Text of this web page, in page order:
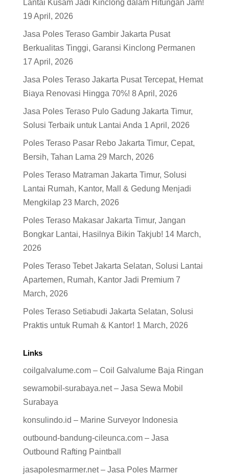
Lantai Kusam Jadi Kinclong dalam Hitungan Jam!
19 April, 2026
Jasa Poles Teraso Gambir Jakarta Pusat
Berkualitas Tinggi, Garansi Kinclong Permanen
17 April, 2026
Jasa Poles Teraso Jakarta Pusat Tercepat, Hemat
Biaya Renovasi Hingga 70%! 8 April, 2026
Jasa Poles Teraso Pulo Gadung Jakarta Timur,
Solusi Terbaik untuk Lantai Anda 1 April, 2026
Poles Teraso Pasar Rebo Jakarta Timur, Cepat,
Bersih, Tahan Lama 29 March, 2026
Poles Teraso Matraman Jakarta Timur, Solusi
Lantai Rumah, Kantor, Mall & Gedung Menjadi
Mengkilap 23 March, 2026
Poles Teraso Makasar Jakarta Timur, Jangan
Bongkar Lantai, Hasilnya Bikin Takjub! 14 March,
2026
Poles Teraso Tebet Jakarta Selatan, Solusi Lantai
Apartemen, Rumah, Kantor Jadi Premium 7
March, 2026
Poles Teraso Setiabudi Jakarta Selatan, Solusi
Praktis untuk Rumah & Kantor! 1 March, 2026
Links
coilgalvalume.com – Coil Galvalume Baja Ringan
sewamobil-surabaya.net – Jasa Sewa Mobil
Surabaya
konsulindo.id – Marine Surveyor Indonesia
outbound-bandung-cileunca.com – Jasa
Outbound Rafting Paintball
jasapolesmarmer.net – Jasa Poles Marmer